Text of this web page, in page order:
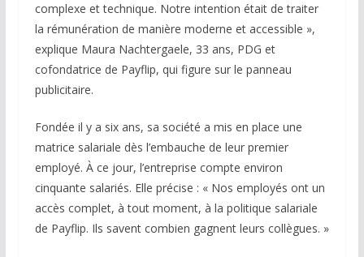
complexe et technique. Notre intention était de traiter
la rémunération de manière moderne et accessible »,
explique Maura Nachtergaele, 33 ans, PDG et
cofondatrice de Payflip, qui figure sur le panneau
publicitaire.
Fondée il y a six ans, sa société a mis en place une
matrice salariale dès l’embauche de leur premier
employé. À ce jour, l’entreprise compte environ
cinquante salariés. Elle précise : « Nos employés ont un
accès complet, à tout moment, à la politique salariale
de Payflip. Ils savent combien gagnent leurs collègues. »